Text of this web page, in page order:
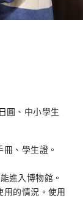
圓、中小學生
、學生證。
進入博物館。
的情況。使用